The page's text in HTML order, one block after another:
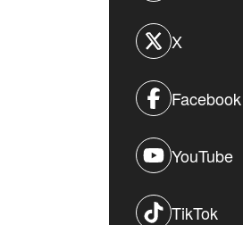
X
Facebook
YouTube
TikTok